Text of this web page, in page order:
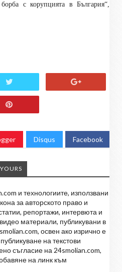
с корупцията в България“,
Disqus Facebook
и технологиите, използвани
за авторското право и
репортажи, интервюта и
материали, публикувани в
освен ако изрично е
на текстови
съгласие на 24smolian.com,
на линк към